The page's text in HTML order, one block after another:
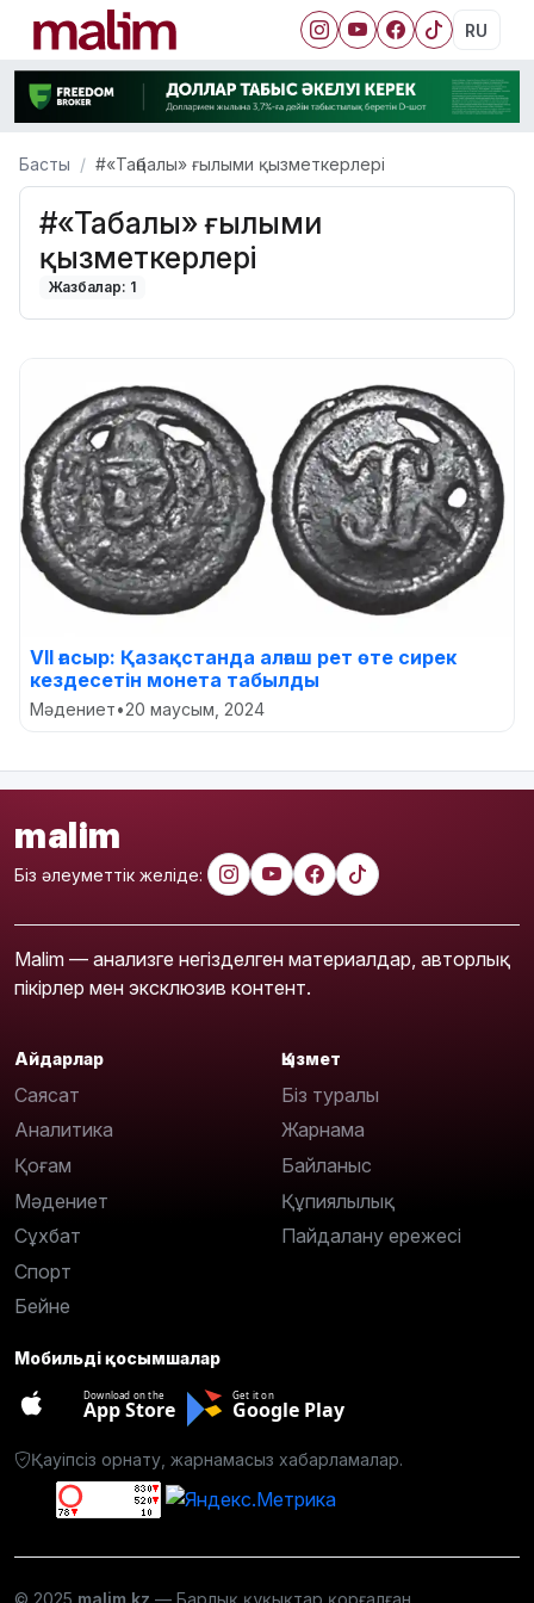
RU
Басты #«Таңбалы» ғылыми қызметкерлері
#«Таңбалы» ғылыми
қызметкерлері
Жазбалар: 1
VII ғасыр: Қазақстанда алғаш рет өте сирек
кездесетін монета табылды
Мәдениет•20 маусым, 2024
malim
Біз әлеуметтік желіде:
Malim — анализге негізделген материалдар, авторлық
пікірлер мен эксклюзив контент.
Айдарлар
Саясат
Аналитика
Қоғам
Мәдениет
Сұхбат
Спорт
Бейне
Қызмет
Біз туралы
Жарнама
Байланыс
Құпиялылық
Пайдалану ережесі
Мобильді қосымшалар
Download on the
App Store
Get it on
Google Play
Қауіпсіз орнату, жарнамасыз хабарламалар.
© 2025 malim.kz — Барлық құқықтар қорғалған.